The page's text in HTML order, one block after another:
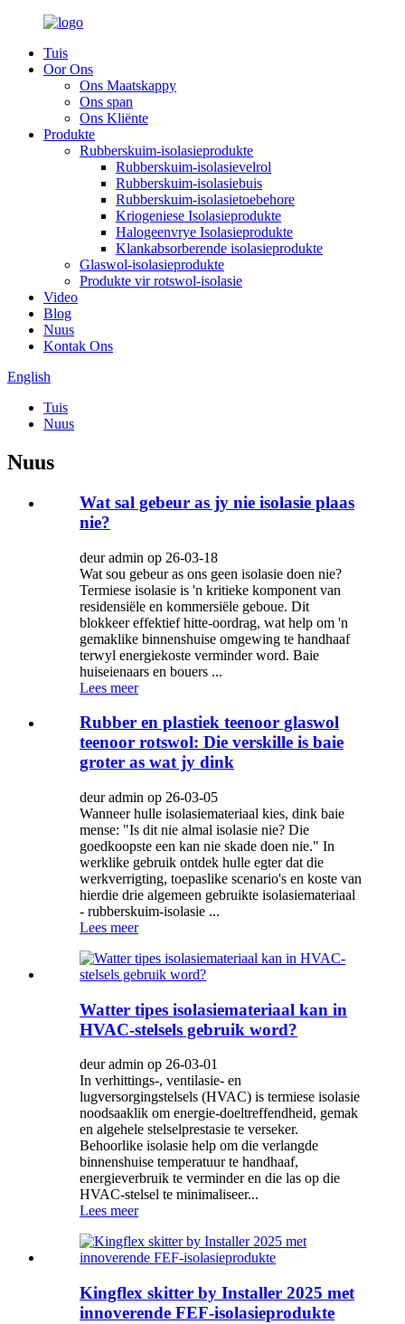
Tuis
Oor Ons
Ons Maatskappy
Ons span
Ons Kliënte
Produkte
Rubberskuim-isolasieprodukte
Rubberskuim-isolasievelrol
Rubberskuim-isolasiebuis
Rubberskuim-isolasietoebehore
Kriogeniese Isolasieprodukte
Halogeenvrye Isolasieprodukte
Klankabsorberende isolasieprodukte
Glaswol-isolasieprodukte
Produkte vir rotswol-isolasie
Video
Blog
Nuus
Kontak Ons
English
Tuis
Nuus
Nuus
Wat sal gebeur as jy nie isolasie plaas
nie?
deur admin op 26-03-18
Wat sou gebeur as ons geen isolasie doen nie?
Termiese isolasie is 'n kritieke komponent van
residensiële en kommersiële geboue. Dit
blokkeer effektief hitte-oordrag, wat help om 'n
gemaklike binnenshuise omgewing te handhaaf
terwyl energiekoste verminder word. Baie
huiseienaars en bouers ...
Lees meer
Rubber en plastiek teenoor glaswol
teenoor rotswol: Die verskille is baie
groter as wat jy dink
deur admin op 26-03-05
Wanneer hulle isolasiemateriaal kies, dink baie
mense: "Is dit nie almal isolasie nie? Die
goedkoopste een kan nie skade doen nie." In
werklike gebruik ontdek hulle egter dat die
werkverrigting, toepaslike scenario's en koste van
hierdie drie algemeen gebruikte isolasiemateriaal
- rubberskuim-isolasie ...
Lees meer
Watter tipes isolasiemateriaal kan in
HVAC-stelsels gebruik word?
deur admin op 26-03-01
In verhittings-, ventilasie- en
lugversorgingstelsels (HVAC) is termiese isolasie
noodsaaklik om energie-doeltreffendheid, gemak
en algehele stelselprestasie te verseker.
Behoorlike isolasie help om die verlangde
binnenshuise temperatuur te handhaaf,
energieverbruik te verminder en die las op die
HVAC-stelsel te minimaliseer...
Lees meer
Kingflex skitter by Installer 2025 met
innoverende FEF-isolasieprodukte